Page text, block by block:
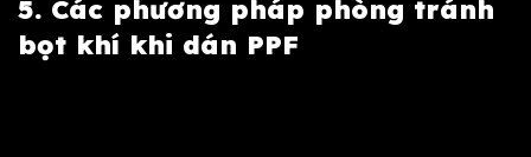
5. Các phương pháp phòng tránh
bọt khí khi dán PPF